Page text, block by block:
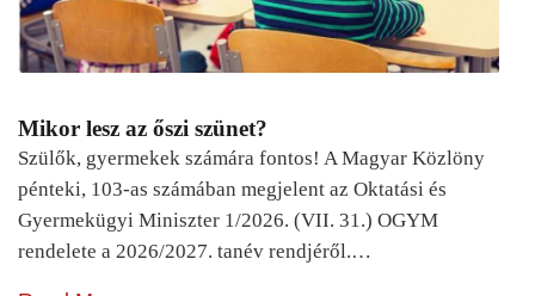
Mikor lesz az őszi szünet?
Szülők, gyermekek számára fontos! A Magyar Közlöny
pénteki, 103-as számában megjelent az Oktatási és
Gyermekügyi Miniszter 1/2026. (VII. 31.) OGYM
rendelete a 2026/2027. tanév rendjéről.…